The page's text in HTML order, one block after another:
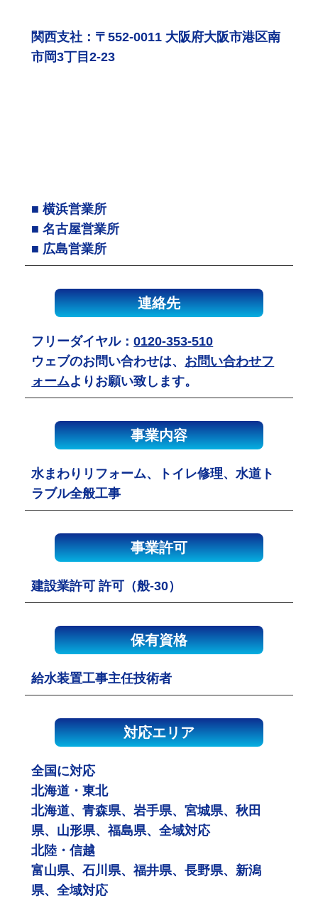
関西支社：〒552-0011 大阪府大阪市港区南
市岡3丁目2-23
■ 横浜営業所
■ 名古屋営業所
■ 広島営業所
連絡先
フリーダイヤル：0120-353-510
ウェブのお問い合わせは、 お問い合わせフ
ォームよりお願い致します。
事業内容
水まわりリフォーム、トイレ修理、水道ト
ラブル全般工事
事業許可
建設業許可 許可（般-30）
保有資格
給水装置工事主任技術者
対応エリア
全国に対応
北海道・東北
北海道、青森県、岩手県、宮城県、秋田
県、山形県、福島県、全域対応
北陸・信越
富山県、石川県、福井県、長野県、新潟
県、全域対応